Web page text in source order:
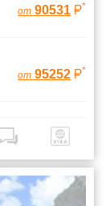
от 90531 *
от 95252 *